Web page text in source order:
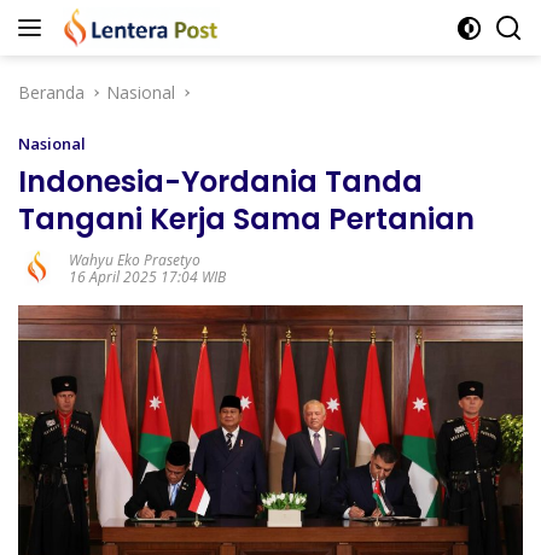
Langsung
Beranda
Nasional
Nasional
Indonesia-Yordania Tanda
Tangani Kerja Sama Pertanian
Wahyu Eko Prasetyo
16 April 2025 17:04 WIB